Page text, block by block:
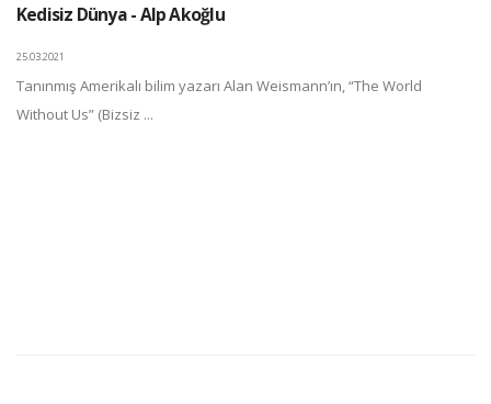
Kedisiz Dünya - Alp Akoğlu
25.03.2021
Tanınmış Amerikalı bilim yazarı Alan Weismann’ın, “The World
Without Us” (Bizsiz ...